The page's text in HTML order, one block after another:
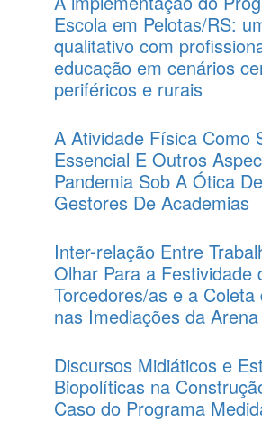
Escola em Pelotas/RS:
qualitativo com
educação em cenários
periféricos e rurais
A Atividade Física Como
Essencial E Outros
Pandemia Sob A Ótica
Gestores De Academias
Inter-relação Entre
Olhar Para a Festividade
Torcedores/as e a
nas Imediações da
Discursos Midiáticos e
Biopolíticas na
Caso do Programa